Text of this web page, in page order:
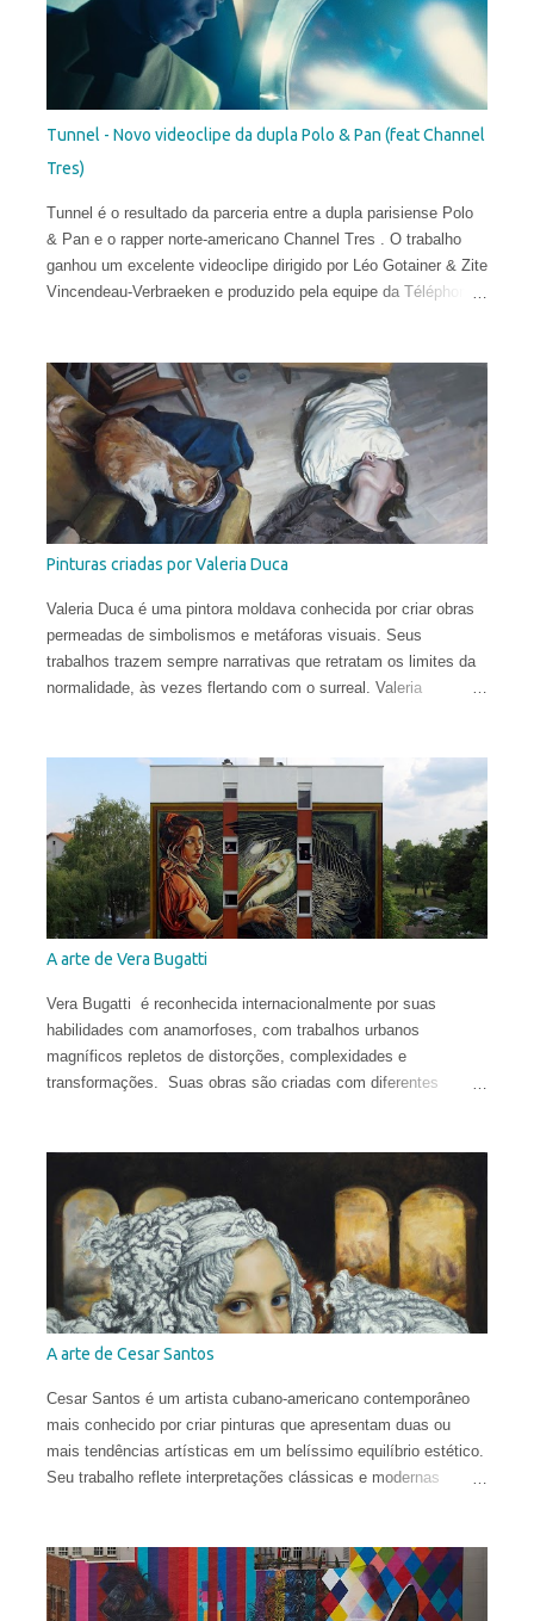
Tunnel - Novo videoclipe da dupla Polo & Pan (feat Channel
Tres)
Tunnel é o resultado da parceria entre a dupla parisiense Polo
& Pan e o rapper norte-americano Channel Tres . O trabalho
ganhou um excelente videoclipe dirigido por Léo Gotainer & Zite
Vincendeau-Verbraeken e produzido pela equipe da Téléphone
Pinturas criadas por Valeria Duca
Valeria Duca é uma pintora moldava conhecida por criar obras
permeadas de simbolismos e metáforas visuais. Seus
trabalhos trazem sempre narrativas que retratam os limites da
normalidade, às vezes flertando com o surreal. Valeria
apenas 12 anos. Aos 17, mudou-se para o Reino Unido, onde
estudou História da Arte na Universidade de St Andrews.
Depois de viver e pintar profissionalmente por alguns anos em
Oslo, Noruega, recentemente ela mudou-se para Washington
DC. Suas obras circulam o planeta e integram as coleções
permanentes de vários museus do Leste Europeu.
A arte de Vera Bugatti
Vera Bugatti é reconhecida internacionalmente por suas
habilidades com anamorfoses, com trabalhos urbanos
magníficos repletos de distorções, complexidades e
transformações. Suas obras são criadas com diferentes
pesquisa em Mântua com uma tese dedicada aos tratados
heterodoxos do século XVI. Publicou ensaios sobre pesquisa
histórica e iconológica e colaborou com redações.
A arte de Cesar Santos
Cesar Santos é um artista cubano-americano contemporâneo
mais conhecido por criar pinturas que apresentam duas ou
mais tendências artísticas em um belíssimo equilíbrio estético.
Seu trabalho reflete interpretações clássicas e modernas
excelente, ele infunde uma harmonia entre o natural e o
conceitual para criar obras que são provocantes e dramáticas.
Santos estudou no Miami Dade College, onde obteve o diploma